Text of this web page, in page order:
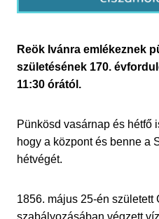
Reök Ivánra emlékeznek
születésének 170.
11:30 órától.
Pünkösd vasárnap és hétfő
hogy a központ és benne a
hétvégét.
1856. május 25-én
szabályozásában végzett